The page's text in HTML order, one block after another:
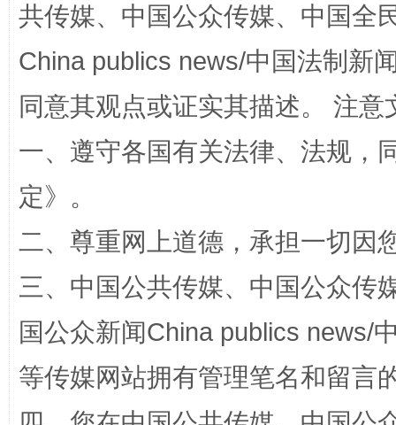
国家大学科技园优化重塑工作
共传媒、中国公众传媒、中国全
China publics news/中国法制新
同意其观点或证实其描述。 注
一、遵守各国有关法律、法规，
定》。
二、尊重网上道德，承担一切因
三、中国公共传媒、中国公众传
国公众新闻China publics news/
等传媒网站拥有管理笔名和留言